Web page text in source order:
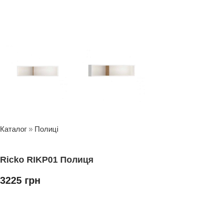
Каталог » Полиці
Ricko RIKP01 Полиця
3225 грн